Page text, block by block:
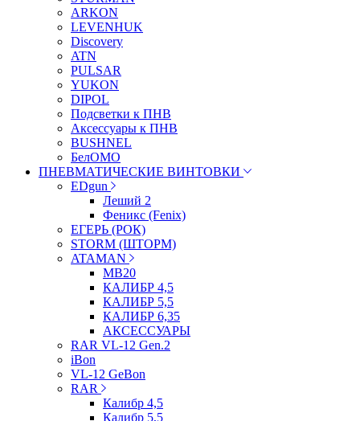
ARKON
LEVENHUK
Discovery
ATN
PULSAR
YUKON
DIPOL
Подсветки к ПНВ
Аксессуары к ПНВ
BUSHNEL
БелОМО
ПНЕВМАТИЧЕСКИЕ ВИНТОВКИ
EDgun
Леший 2
Феникс (Fenix)
ЕГЕРЬ (РОК)
STORM (ШТОРМ)
ATAMAN
МВ20
КАЛИБР 4,5
КАЛИБР 5,5
КАЛИБР 6,35
АКСЕССУАРЫ
RAR VL-12 Gen.2
iBon
VL-12 GeBon
RAR
Калибр 4,5
Калибр 5,5